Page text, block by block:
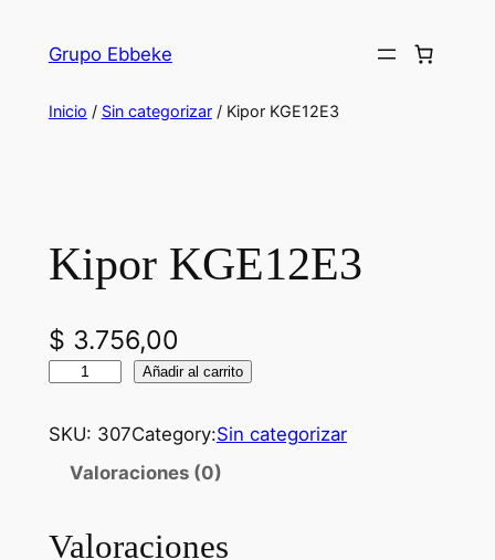
Grupo Ebbeke
Inicio / Sin categorizar/ Kipor KGE12E3
Kipor KGE12E3
$ 3.756,00
p
G
Añadir al carrito
SKU: 307Category:Sin categorizar
Valoraciones (0)
Valoraciones